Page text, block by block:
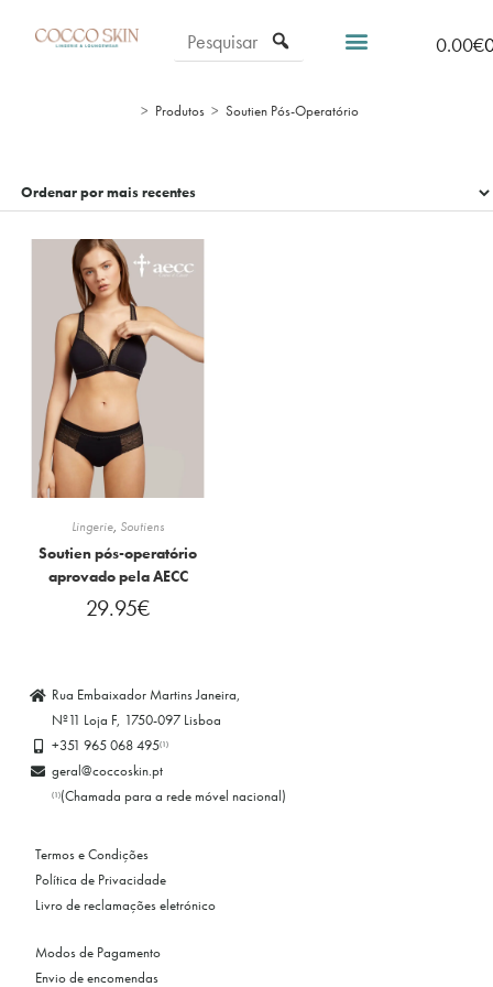
0.00€
> Produtos > Soutien Pós-Operatório
Lingerie, Soutiens
Soutien pós-operatório
aprovado pela AECC
29.95€
Rua Embaixador Martins Janeira,
Nº11 Loja F, 1750-097 Lisboa
+351 965 068 495(1)
geral@coccoskin.pt
(1)(Chamada para a rede móvel nacional)
Termos e Condições
Política de Privacidade
Livro de reclamações eletrónico
Modos de Pagamento
Envio de encomendas